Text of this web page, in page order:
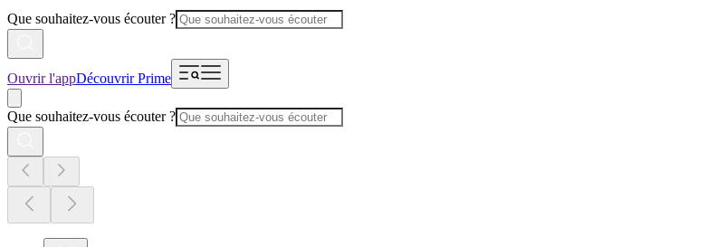
Que souhaitez-vous écouter ?
Ouvrir l'appDécouvrir Prime
Que souhaitez-vous écouter ?